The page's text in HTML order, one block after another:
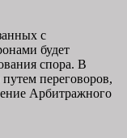
с
будет
спора. В
переговоров,
Арбитражного